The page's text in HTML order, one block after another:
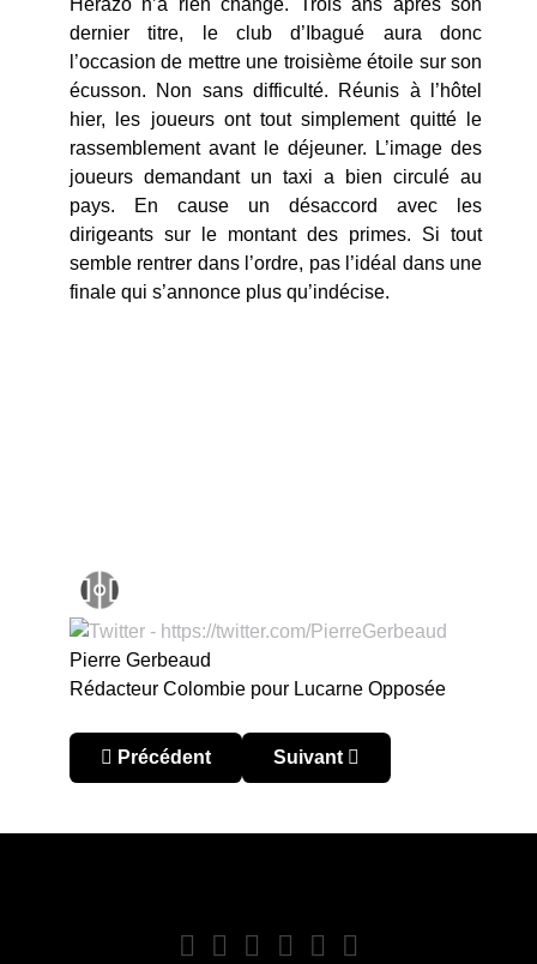
dernier titre, le club d’Ibagué aura donc
l’occasion de mettre une troisième étoile sur son
écusson. Non sans difficulté. Réunis à l’hôtel
hier, les joueurs ont tout simplement quitté le
rassemblement avant le déjeuner. L’image des
joueurs demandant un taxi a bien circulé au
pays. En cause un désaccord avec les
dirigeants sur le montant des primes. Si tout
semble rentrer dans l’ordre, pas l’idéal dans une
finale qui s’annonce plus qu’indécise.
Pierre Gerbeaud
Rédacteur Colombie pour Lucarne Opposée
Article précédent : Colombie – Torneo
Précédent Article suivant : Colombie –
Suivant